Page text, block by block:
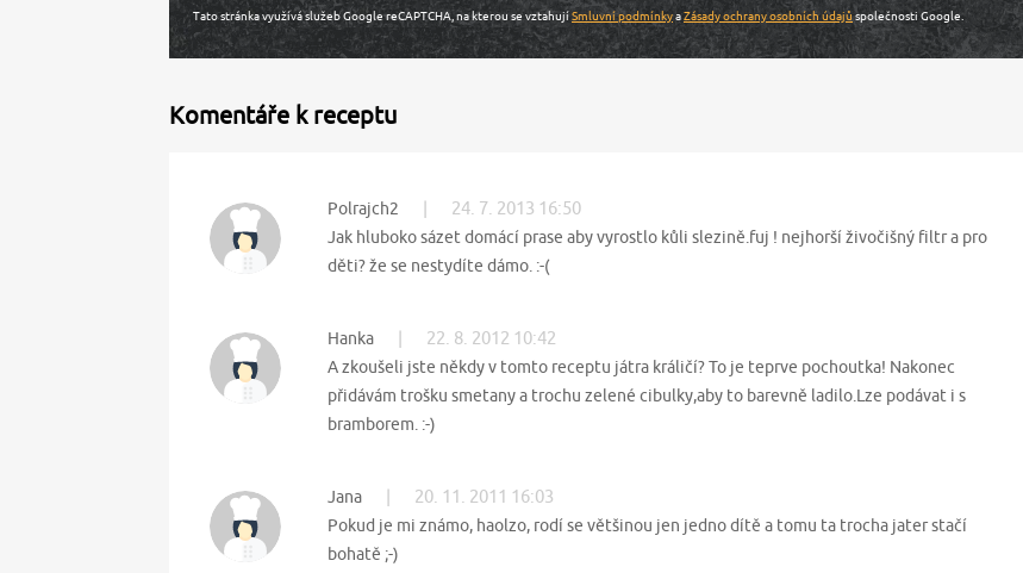
Tato stránka využívá služeb Google reCAPTCHA, na kterou se vztahujíSmluvní podmínkyaZásady ochrany osobních údajůspolečnosti Google.
Komentáře k receptu
Polrajch2 24. 7. 2013 16:50
Jak hluboko sázet domácí prase aby vyrostlo kůli slezině.fuj ! nejhorší živočišný filtr a pro
děti? že se nestydíte dámo. :-(
Hanka 22. 8. 2012 10:42
A zkoušeli jste někdy v tomto receptu játra králičí? To je teprve pochoutka! Nakonec
přidávám trošku smetany a trochu zelené cibulky,aby to barevně ladilo.Lze podávat i s
bramborem. :-)
Jana 20. 11. 2011 16:03
Pokud je mi známo, haolzo, rodí se většinou jen jedno dítě a tomu ta trocha jater stačí
bohatě ;-)